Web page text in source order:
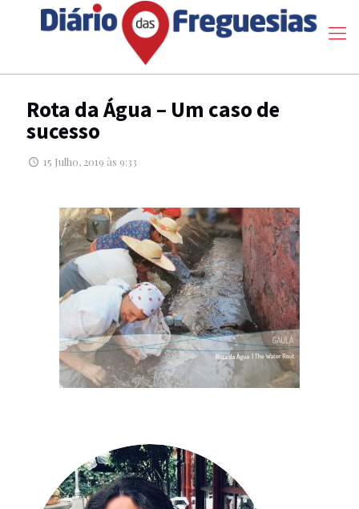
Rota da Água – Um caso de
sucesso
15 Julho, 2019 às 9:33